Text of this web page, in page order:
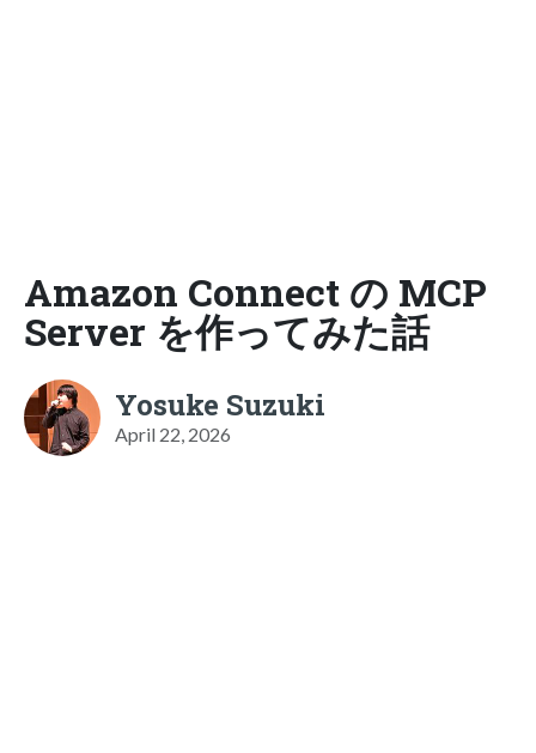
Amazon Connect の MCP
Server を作ってみた話
Yosuke Suzuki
April 22, 2026